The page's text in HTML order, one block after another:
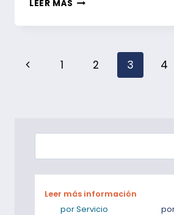
LEER MÁS
MODA
Navegación
página
Página 1 2 3 4
Leer más información
por Servicio